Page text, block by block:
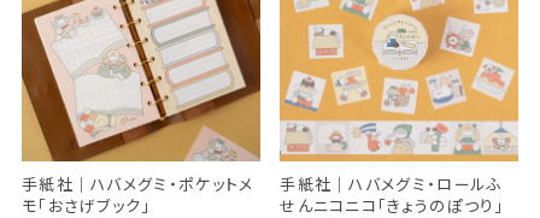
手紙社｜ハバメグミ・ポケットメ
モ「おさげブック」
手紙社｜ハバメグミ・ロールふ
せんニコニコ「きょうのぽつり」